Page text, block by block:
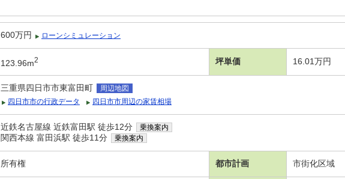
600万円 ローンシミュレーション
123.96m2 坪単価 16.01万円
三重県四日市市東富田町
周辺地図
四日市市の行政データ
四日市市周辺の家賃相場
近鉄名古屋線 近鉄富田駅 徒歩12分 乗換案内
関西本線 富田浜駅 徒歩11分 乗換案内
所有権 都市計画 市街化区域